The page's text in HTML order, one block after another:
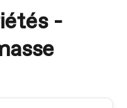
-